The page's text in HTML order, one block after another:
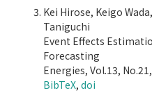
Kei Hirose, Keigo
Taniguchi
Event Effects
Forecasting
Energies, Vol.13,
BibTeX, doi